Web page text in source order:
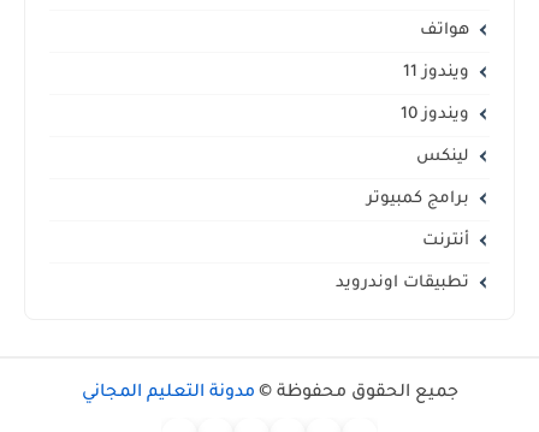
هواتف
ويندوز 11
ويندوز 10
لينكس
برامج كمبيوتر
أنترنت
تطبيقات اوندرويد
جميع الحقوق محفوظة ©مدونة التعليم المجاني